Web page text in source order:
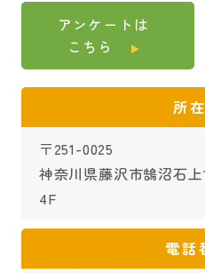
アンケートは
こちら
所
〒251-0025
神奈川県藤沢市鵠沼石
4F
電話